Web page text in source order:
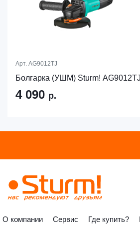
Арт. AG9012TJ
Болгарка (УШМ) Sturm! AG9012TJ
4 090 р.
О компании Сервис Где купить?